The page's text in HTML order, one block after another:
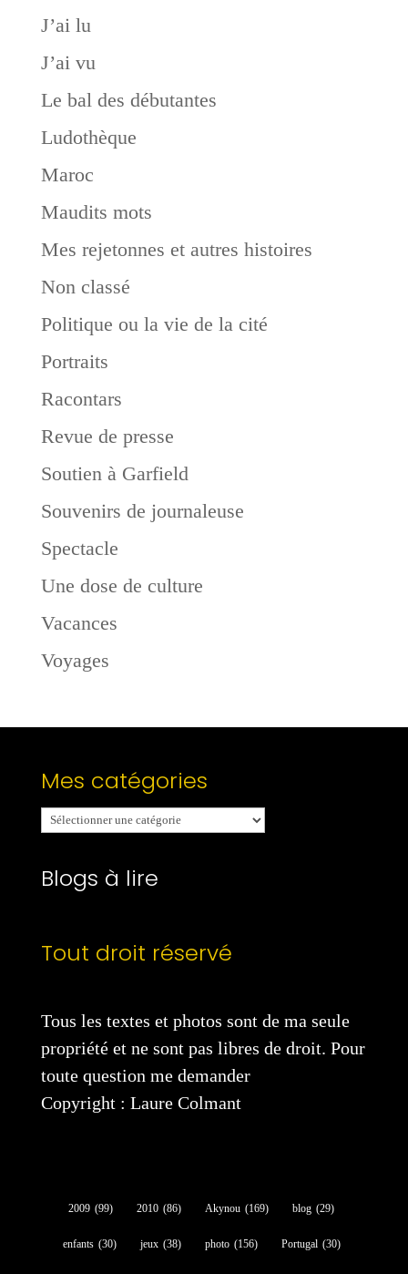
J’ai lu
J’ai vu
Le bal des débutantes
Ludothèque
Maroc
Maudits mots
Mes rejetonnes et autres histoires
Non classé
Politique ou la vie de la cité
Portraits
Racontars
Revue de presse
Soutien à Garfield
Souvenirs de journaleuse
Spectacle
Une dose de culture
Vacances
Voyages
Mes catégories
Mes
catégories
Blogs à lire
Tout droit réservé
Tous les textes et photos sont de ma seule
propriété et ne sont pas libres de droit. Pour
toute question me demander
Copyright : Laure Colmant
2009 (99) 2010 (86) Akynou (169) blog (29)
enfants (30) jeux (38) photo (156) Portugal (30)